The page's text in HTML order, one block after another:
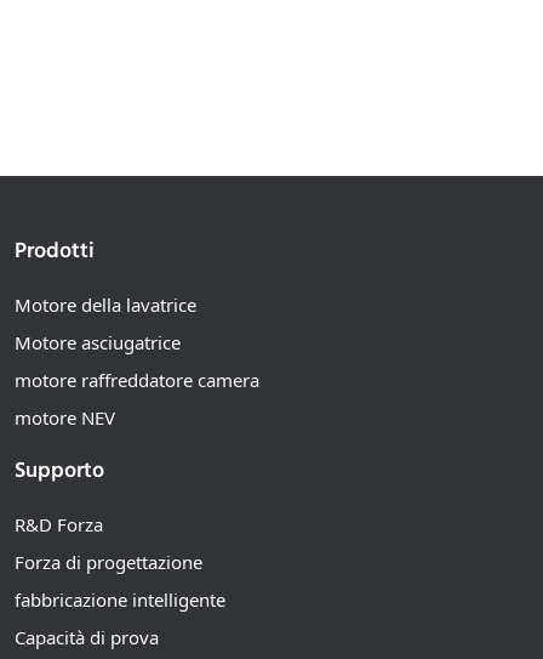
Prodotti
Motore della lavatrice
Motore asciugatrice
motore raffreddatore camera
motore NEV
Supporto
R&D Forza
Forza di progettazione
fabbricazione intelligente
Capacità di prova